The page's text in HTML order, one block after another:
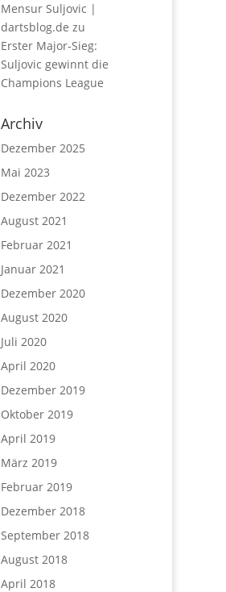
Mensur Suljovic |
dartsblog.de zu
Erster Major-Sieg:
Suljovic gewinnt die
Champions League
Archiv
Dezember 2025
Mai 2023
Dezember 2022
August 2021
Februar 2021
Januar 2021
Dezember 2020
August 2020
Juli 2020
April 2020
Dezember 2019
Oktober 2019
April 2019
März 2019
Februar 2019
Dezember 2018
September 2018
August 2018
April 2018